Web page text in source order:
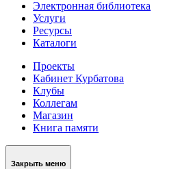
Электронная библиотека
Услуги
Ресурсы
Каталоги
Проекты
Кабинет Курбатова
Клубы
Коллегам
Магазин
Книга памяти
Закрыть меню